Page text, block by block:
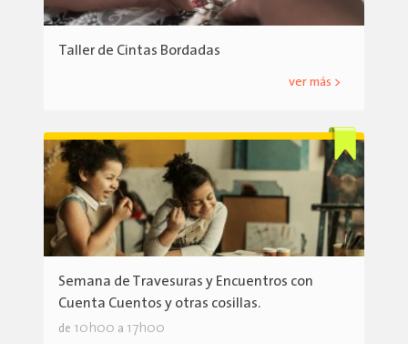
Taller de Cintas Bordadas
ver más >
Semana de Travesuras y Encuentros con
Cuenta Cuentos y otras cosillas.
de 10h00 a 17h00